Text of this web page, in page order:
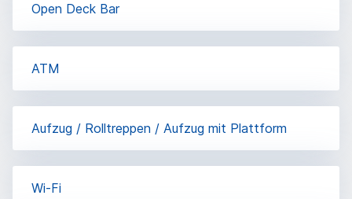
Open Deck Bar
ΑΤΜ
Aufzug / Rolltreppen / Aufzug mit Plattform
Wi-Fi